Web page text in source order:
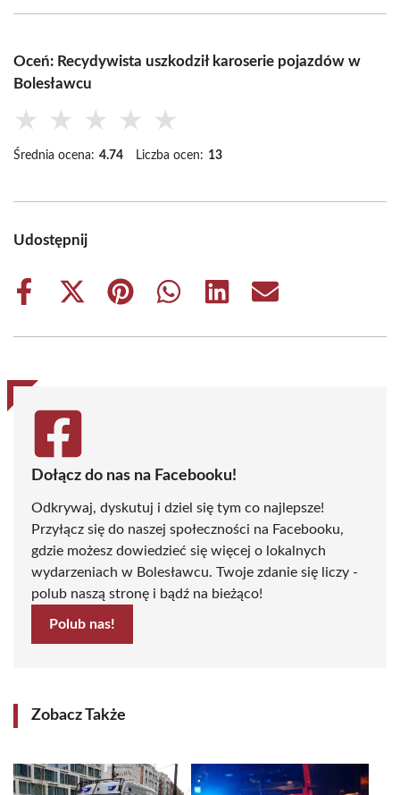
Oceń: Recydywista uszkodził karoserie pojazdów w
Bolesławcu
★ ★ ★ ★ ★
Średnia ocena: 4.74 Liczba ocen: 13
Udostępnij
Share
Share
(Twitter)
Share
Share
Share
Share
Dołącz do nas na Facebooku!
Odkrywaj, dyskutuj i dziel się tym co najlepsze!
Przyłącz się do naszej społeczności na Facebooku,
gdzie możesz dowiedzieć się więcej o lokalnych
wydarzeniach w Bolesławcu. Twoje zdanie się liczy -
polub naszą stronę i bądź na bieżąco!
Polub nas!
Zobacz Także